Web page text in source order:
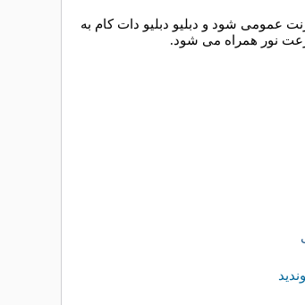
عمومی شود و دبليو دبليو دات کام به
نور همراه می شود.